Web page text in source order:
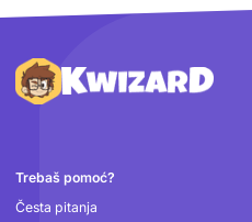
Podnožje
Trebaš pomoć?
Česta pitanja